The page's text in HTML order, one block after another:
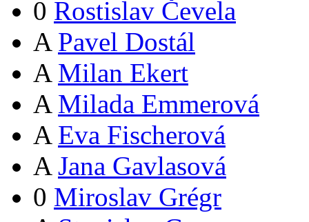
0 Rostislav Čevela
A Pavel Dostál
A Milan Ekert
A Milada Emmerová
A Eva Fischerová
A Jana Gavlasová
0 Miroslav Grégr